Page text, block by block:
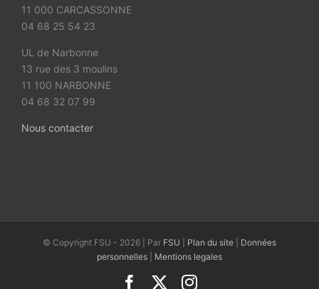
11 000 CARCASSONNE
04 68 25 54 23
UL de Narbonne
13 rue des 3 moulins
11 100 NARBONNE
04 68 32 07 99
Nous contacter
© Copyright FSU - 2026 | Par FSU Plan du site
Données
personnelles
Mentions legales
FacebookInstagram